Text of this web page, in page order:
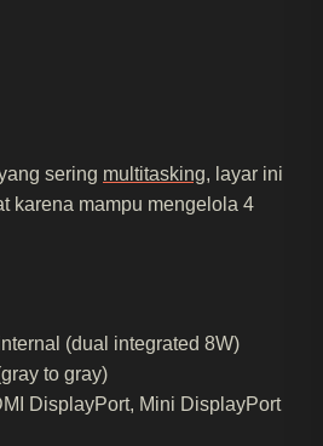
sering multitasking, layar ini
karena mampu mengelola 4
(dual integrated 8W)
to gray)
DisplayPort, Mini DisplayPort